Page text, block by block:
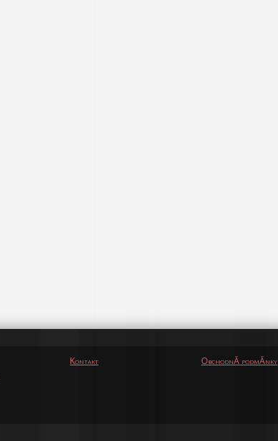
Kontakt
ObchodnĂ­ podmĂ­nky